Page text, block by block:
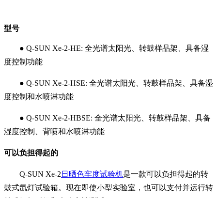
型号
● Q-SUN Xe-2-HE: 全光谱太阳光、转鼓样品架、具备湿
度控制功能
● Q-SUN Xe-2-HSE: 全光谱太阳光、转鼓样品架、具备湿
度控制和水喷淋功能
● Q-SUN Xe-2-HBSE: 全光谱太阳光、转鼓样品架、具备
湿度控制、背喷和水喷淋功能
可以负担得起的
Q-SUN Xe-2 日晒色牢度试验机是一款可以负担得起的转
鼓式氙灯试验箱。现在即使小型实验室，也可以支付并运行转